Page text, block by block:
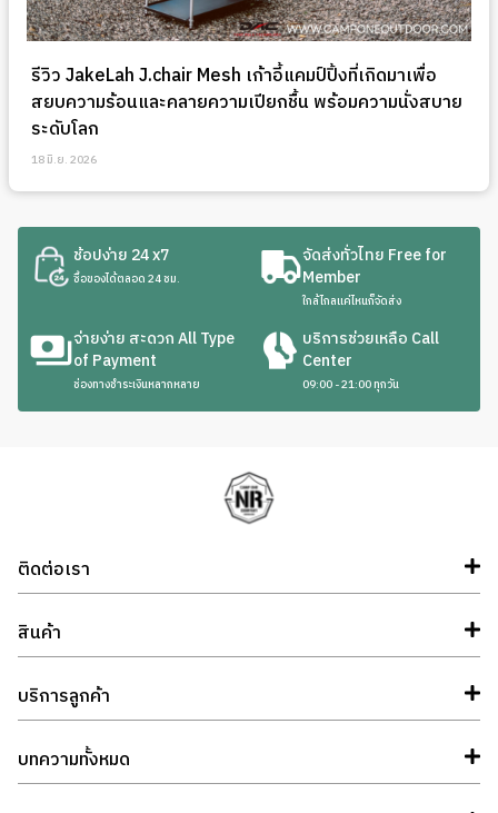
รีวิว JakeLah J.chair Mesh เก้าอี้แคมป์ปิ้งที่เกิดมาเพื่อ
สยบความร้อนและคลายความเปียกชื้น พร้อมความนั่งสบาย
ระดับโลก
18 มิ.ย. 2026
ช้อปง่าย 24 x7
ซื้อของได้ตลอด 24 ชม.
จัดส่งทั่วไทย Free for
Member
ใกล้ไกลแค่ไหนก็จัดส่ง
จ่ายง่าย สะดวก All Type
of Payment
ช่องทางชำระเงินหลากหลาย
บริการช่วยเหลือ Call
Center
09:00 - 21:00 ทุกวัน
ติดต่อเรา
สินค้า
บริการลูกค้า
บทความทั้งหมด